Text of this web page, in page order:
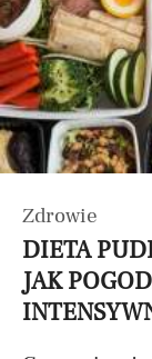
Zdrowie
DIETA
JAK